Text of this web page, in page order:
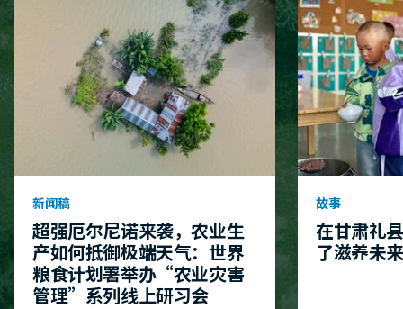
新闻稿
超强厄尔尼诺来袭，农业生
产如何抵御极端天气：世界
粮食计划署举办“农业灾害
管理”系列线上研习会
故事
在甘肃礼
了滋养未